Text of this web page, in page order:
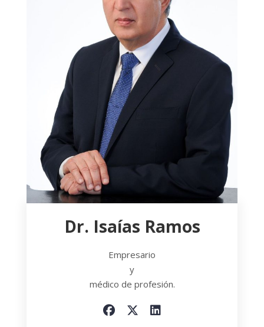
Dr. Isaías Ramos
Empresario
y
médico de profesión.